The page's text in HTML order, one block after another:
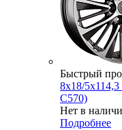
Быстрый
8x18/
C570)
Нет в
Подробнее